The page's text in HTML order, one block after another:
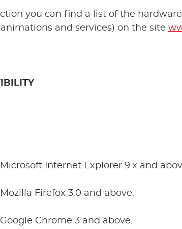
you can find a list of the
and services) on the site
Internet Explorer 9.x and
Firefox 3.0 and above.
Chrome 3 and above.